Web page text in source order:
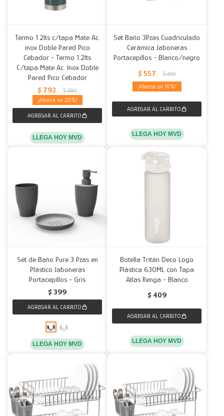
Termo 1.2lts c/tapa Mate Ac.
inox Doble Pared Pico
Cebador - Termo 1.2lts
C/tapa Mate Ac. Inox Doble
Pared Pico Cebador
$ 792 $ 990
20
LLEGA HOY MVD
Set Baño 3Pzas Cuadriculado
Cerámica Jaboneras
Portacepillos - Blanco/negro
$ 557 $ 619
10
LLEGA HOY MVD
Set de Baño Pure 3 Pzas en
Plástico Jaboneras
Portacepillos - Gris
$ 399
LLEGA HOY MVD
Botella Tritán Deco Logo
Plástica 630ML con Tapa
Atlas Renga - Blanco
$ 409
LLEGA HOY MVD